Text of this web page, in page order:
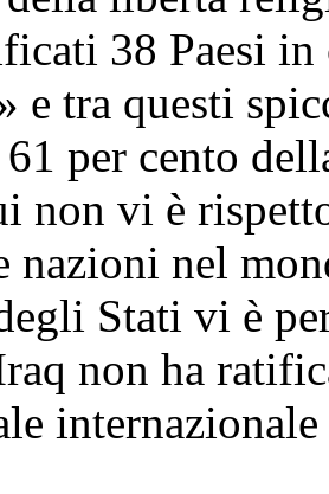
38 Paesi
e tra questi
cento della
non vi è
nazioni nel
Stati vi è
ha